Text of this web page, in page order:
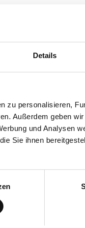
Details
zu personalisieren,
Außerdem geben
und Analysen
Sie ihnen